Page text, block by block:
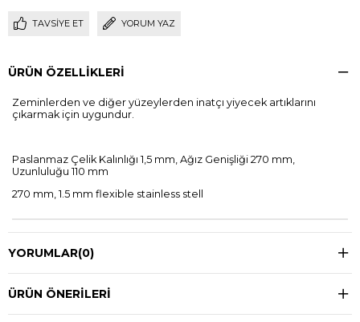
TAVSIYE ET YORUM YAZ
ÜRÜN ÖZELLIKLERI
Zeminlerden ve diğer yüzeylerden inatçı yiyecek artıklarını
çıkarmak için uygundur.
Paslanmaz Çelik Kalınlığı 1,5 mm, Ağız Genişliği 270 mm,
Uzunluluğu 110 mm
270 mm, 1.5 mm flexible stainless stell
YORUMLAR(0)
ÜRÜN ÖNERILERI